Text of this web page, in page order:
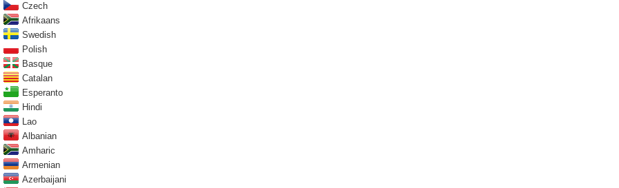
Czech
Afrikaans
Swedish
Polish
Basque
Catalan
Esperanto
Hindi
Lao
Albanian
Amharic
Armenian
Azerbaijani